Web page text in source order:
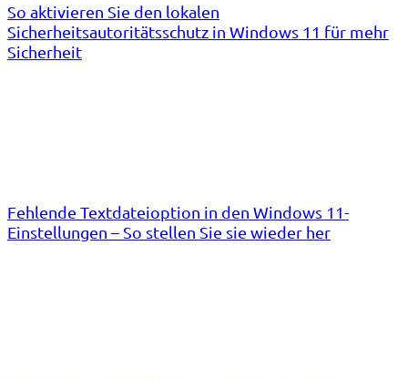
So aktivieren Sie den lokalen
Sicherheitsautoritätsschutz in Windows 11 für mehr
Sicherheit
Fehlende Textdateioption in den Windows 11-
Einstellungen – So stellen Sie sie wieder her